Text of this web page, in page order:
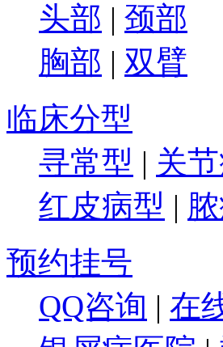
头部 | 颈部
胸部 | 双臂
临床分型
寻常型 | 关
红皮病型 |
预约挂号
QQ咨询 | 在